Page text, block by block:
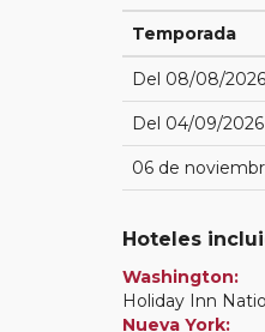
Temporada
Del 08/08/
Del 04/09/2026
06 de
Hoteles
Washington:
Holiday Inn
Nueva York: